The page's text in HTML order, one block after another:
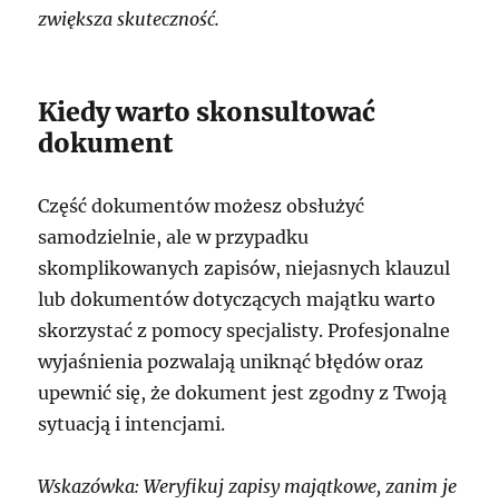
zwiększa skuteczność.
Kiedy warto skonsultować
dokument
Część dokumentów możesz obsłużyć
samodzielnie, ale w przypadku
skomplikowanych zapisów, niejasnych klauzul
lub dokumentów dotyczących majątku warto
skorzystać z pomocy specjalisty. Profesjonalne
wyjaśnienia pozwalają uniknąć błędów oraz
upewnić się, że dokument jest zgodny z Twoją
sytuacją i intencjami.
Wskazówka: Weryfikuj zapisy majątkowe, zanim je